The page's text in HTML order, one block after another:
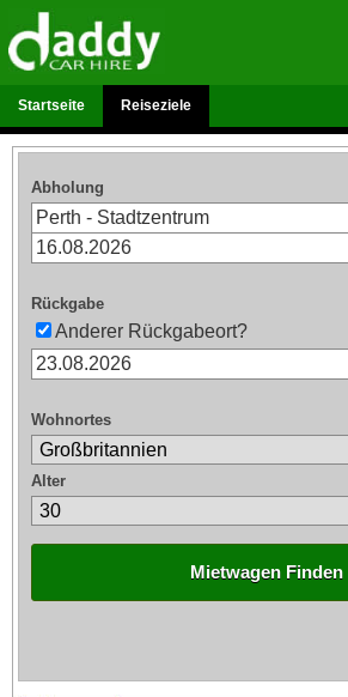
Startseite Reiseziele
Abholung
Rückgabe
Anderer Rückgabeort?
Wohnortes
Alter
Mietwagen Finden